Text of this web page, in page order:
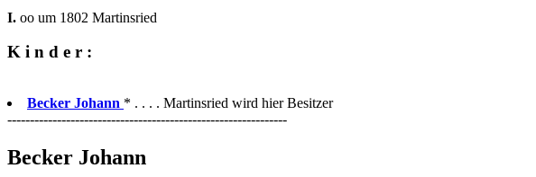
I. oo um 1802 Martinsried
K i n d e r :
Becker Johann * . . . . Martinsried wird hier Besitzer
--------------------------------------------------------------
Becker Johann